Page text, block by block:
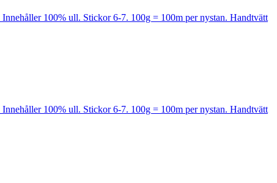
100% ull. Stickor 6-7. 100g = 100m per nystan. Handtvätt
100% ull. Stickor 6-7. 100g = 100m per nystan. Handtvätt